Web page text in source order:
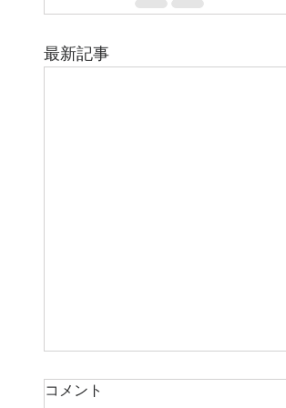
最新記事
■書簡 その40 戻って参り
コメント